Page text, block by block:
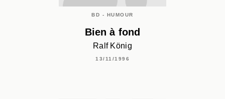
BD - HUMOUR
Bien à fond
Ralf König
13/11/1996